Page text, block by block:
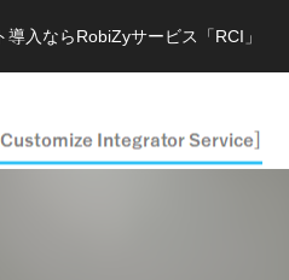
入ならRobiZyサービス「RCI」